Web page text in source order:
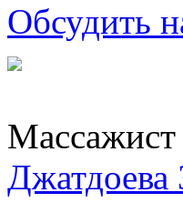
Обсудить
Массажист
Джатдоева